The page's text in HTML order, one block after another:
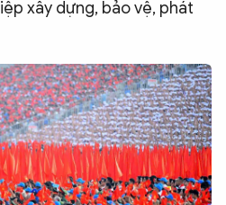
xây dựng, bảo vệ, phát